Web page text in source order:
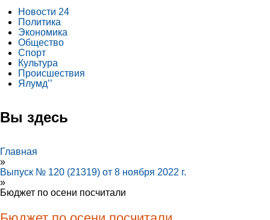
Новости 24
Политика
Экономика
Общество
Спорт
Культура
Происшествия
Ялумд’’
Вы здесь
Главная
»
Выпуск № 120 (21319) от 8 ноября 2022 г.
»
Бюджет по осени посчитали